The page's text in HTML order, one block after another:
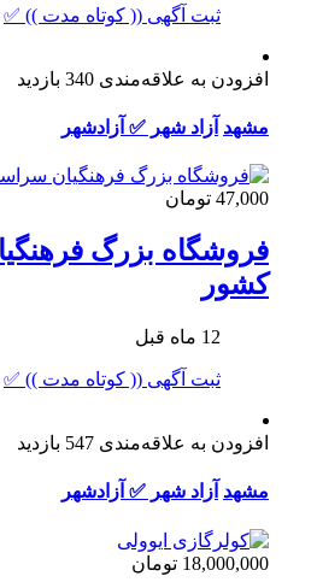
ثبت آگهی (( کوتاه مدت )) ✅
افزودن به علاقه‌مندی 340 بازدید
مشهد آزاد شهر ✅ آزادشهر
47,000 تومان
فروشگاه بزرگ
کشور
12 ماه قبل
ثبت آگهی (( کوتاه مدت )) ✅
افزودن به علاقه‌مندی 547 بازدید
مشهد آزاد شهر ✅ آزادشهر
18,000,000 تومان